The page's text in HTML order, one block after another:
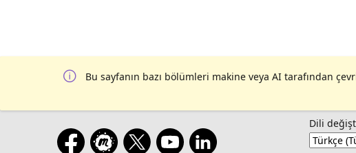
Bu sayfanın bazı bölümleri makine veya AI tarafından
Dili